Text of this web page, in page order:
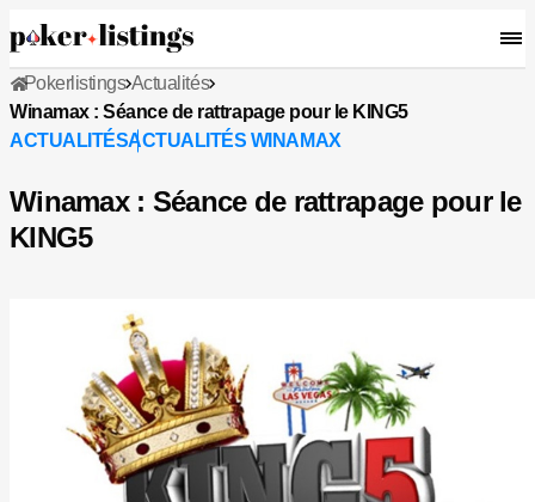
Pokerlistings Actualités
Winamax : Séance de rattrapage pour le KING5
ACTUALITÉSACTUALITÉS WINAMAX
Winamax : Séance de rattrapage pour le
KING5